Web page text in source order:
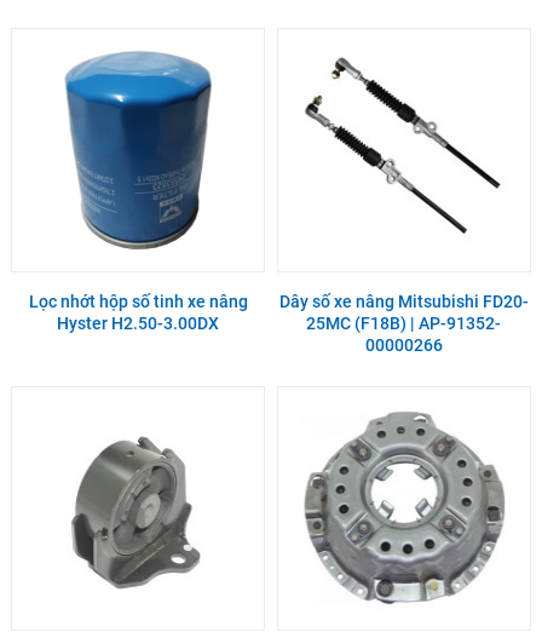
Lọc nhớt hộp số tinh xe nâng
Hyster H2.50-3.00DX
Dây số xe nâng Mitsubishi FD20-
25MC (F18B) | AP-91352-
00000266